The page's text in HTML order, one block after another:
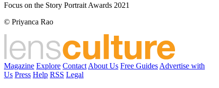
Focus on the Story Portrait Awards 2021
© Priyanca Rao
Magazine Explore Contact About Us Free Guides Advertise with
Us Press Help RSS Legal